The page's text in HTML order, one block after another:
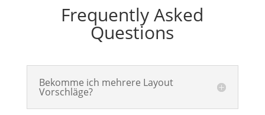
Frequently Asked
Questions
Bekomme ich mehrere Layout
Vorschläge?